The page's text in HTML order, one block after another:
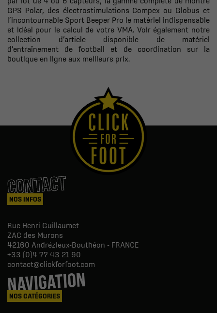
GPS Polar, des électrostimulations Compex ou Globus et
l’incontournable Sport Beeper Pro le matériel indispensable
et idéal pour le calcul de votre VMA. Voir également notre
collection d’article disponible de matériel
d’entraînement
de football et de coordination sur la
boutique en ligne aux meilleurs prix.
CONTACT
NOS INFOS
Rue Henri Guillaumet
ZAC des Murons
42160 Andrézieux-Bouthéon - FRANCE
+33 (0)4 77 43 21 90
contact@clickforfoot.com
NAVIGATION
NOS CATÉGORIES